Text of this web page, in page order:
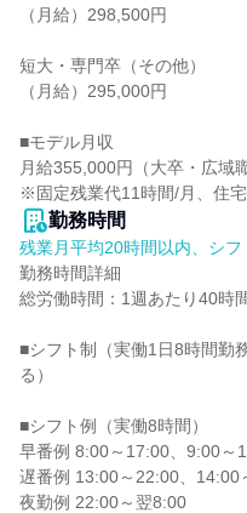
（月給）298,500円
短大・専門卒（その他）
（月給）295,000円
■モデル月収
月給355,000円（大卒・広域
※固定残業代11時間/月、住
勤務時間
残業月平均20時間以内、シフ
勤務時間詳細
総労働時間：1週あたり40時
■シフト制（実働1日8時間勤
る）
■シフト例（実働8時間）
早番例 8:00～17:00、9:00～
遅番例 13:00～22:00、14:00
夜勤例 22:00～翌8:00